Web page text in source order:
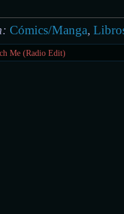
Cómics/Manga,
Me (Radio Edit)